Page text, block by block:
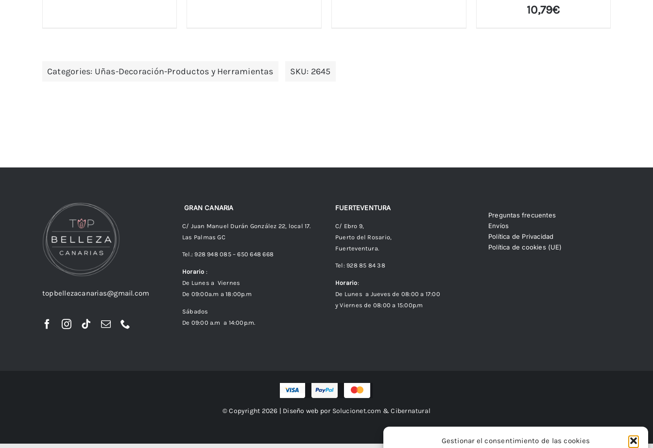
Gestionar el consentimiento de las cookies
10,79€
Categories: Uñas-Decoración-Productos y Herramientas SKU: 2645
topbellezacanarias@gmail.com
GRAN CANARIA
C/ Juan Manuel Durán González 22, local 17.
Las Palmas GC
Tel.: 928 948 085 – 650 648 668
Horario :
De Lunes a Viernes
De 09:00a.m a 18:00p.m
Sábados
De 09:00 a.m a 14:00p.m.
FUERTEVENTURA
C/ Ebro 9,
Puerto del Rosario,
Fuerteventura.
Tel: 928 85 84 38
Horario:
De Lunes a Jueves de 08:00 a 17:00
y Viernes de 08:00 a 15:00p.m
Preguntas frecuentes
Envíos
Política de Privacidad
Política de cookies (UE)
© Copyright 2026 | Diseño web por Solucionet.com &Cibernatural